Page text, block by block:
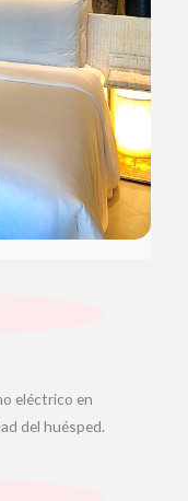
eléctrico en
del huésped.